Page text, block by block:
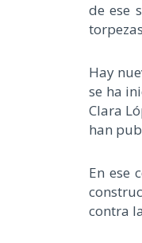
de ese
Hay
se ha
Clara
han
En ese
contra